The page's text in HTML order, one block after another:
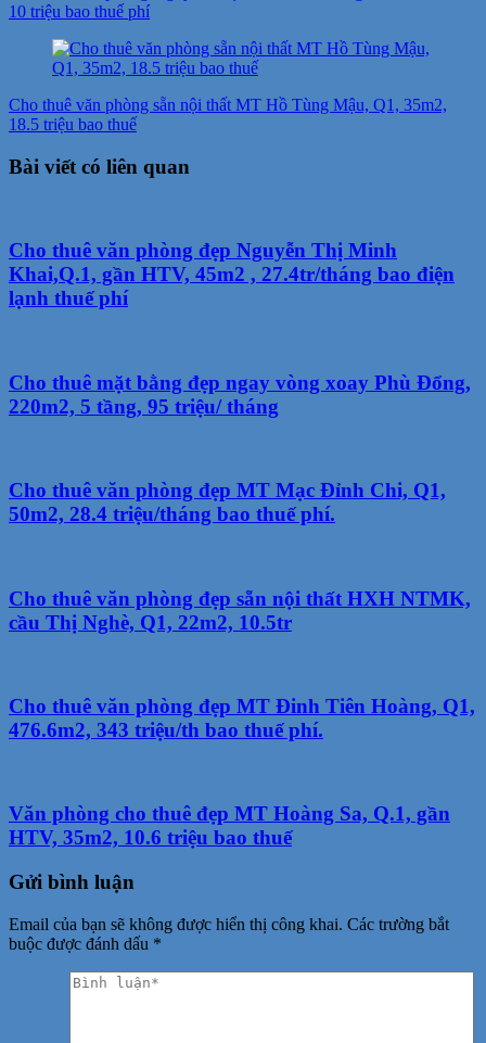
10 triệu bao thuế phí
Cho thuê văn phòng sẵn nội thất MT Hồ Tùng Mậu, Q1, 35m2,
18.5 triệu bao thuế
Bài viết có liên quan
Cho thuê văn phòng đẹp Nguyễn Thị Minh
Khai,Q.1, gần HTV, 45m2 , 27.4tr/tháng bao điện
lạnh thuế phí
Cho thuê mặt bằng đẹp ngay vòng xoay Phù Đổng,
220m2, 5 tầng, 95 triệu/ tháng
Cho thuê văn phòng đẹp MT Mạc Đỉnh Chi, Q1,
50m2, 28.4 triệu/tháng bao thuế phí.
Cho thuê văn phòng đẹp sẵn nội thất HXH NTMK,
cầu Thị Nghè, Q1, 22m2, 10.5tr
Cho thuê văn phòng đẹp MT Đinh Tiên Hoàng, Q1,
476.6m2, 343 triệu/th bao thuế phí.
Văn phòng cho thuê đẹp MT Hoàng Sa, Q.1, gần
HTV, 35m2, 10.6 triệu bao thuế
Gửi bình luận
Email của bạn sẽ không được hiển thị công khai. Các trường bắt
buộc được đánh dấu *